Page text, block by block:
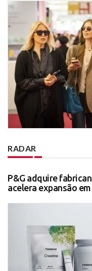
RADAR
P&G adquire
acelera expansão